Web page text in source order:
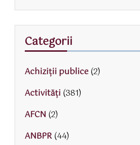
Categorii
Achiziții publice(2)
Activităţi (381)
AFCN (2)
ANBPR(44)